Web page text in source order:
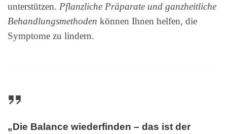
unterstützen. Pflanzliche Präparate und ganzheitliche
Behandlungsmethoden können Ihnen helfen, die
Symptome zu lindern.
„Die Balance wiederfinden – das ist der